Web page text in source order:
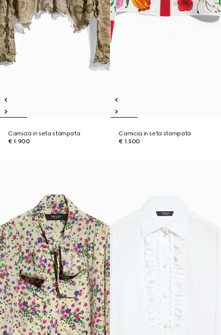
Camicia in seta stampata
€ 1.900
Camicia in seta stampata
€ 1.500